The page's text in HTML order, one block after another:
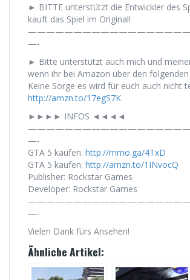
► BITTE unterstützt die Entwickler des
kauft das Spiel im Original!
—-
► Bitte unterstützt auch mich und
wenn ihr bei Amazon über den
Keine Sorge es wird für euch auch nicht
http://amzn.to/17egS7K
►►►► INFOS ◄◄◄◄
—-
GTA 5 kaufen: http://mmo.ga/4TxD
GTA 5 kaufen: http://amzn.to/1INvocQ
Publisher: Rockstar Games
Developer: Rockstar Games
—-
Vielen Dank fürs Ansehen!
Ähnliche Artikel: